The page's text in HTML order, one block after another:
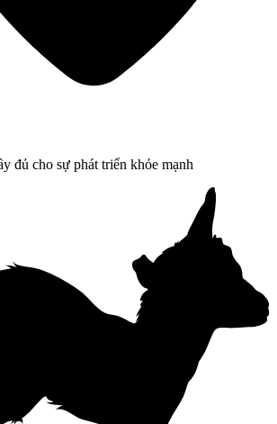
đủ cho sự phát triển khỏe mạnh